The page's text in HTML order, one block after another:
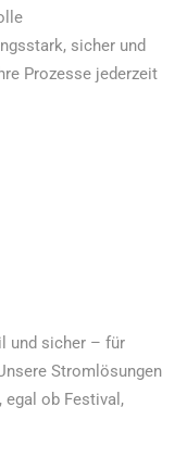
sicher und
Prozesse jederzeit
und sicher – für
Stromlösungen
egal ob Festival,